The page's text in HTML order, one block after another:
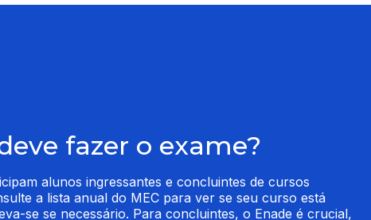
fazer o exame?
alunos ingressantes e concluintes de cursos
a lista anual do MEC para ver se seu curso está
se se necessário. Para concluintes, o Enade é crucial,